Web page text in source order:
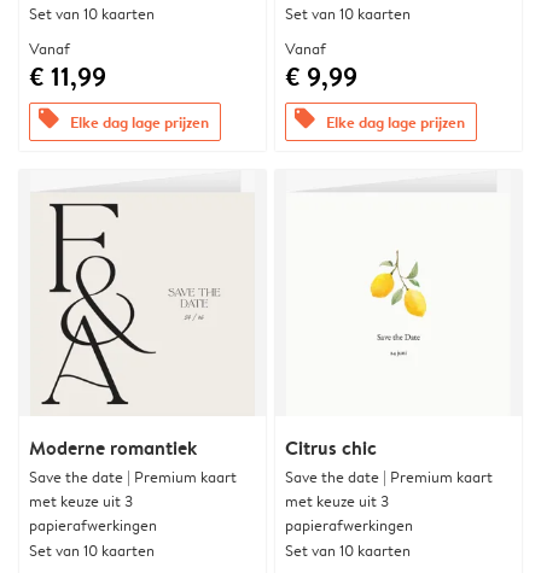
Set van 10 kaarten
Vanaf
€ 11,99
offers Elke dag lage prijzen
Set van 10 kaarten
Vanaf
€ 9,99
offers Elke dag lage prijzen
Moderne romantiek
Save the date | Premium kaart
met keuze uit 3
papierafwerkingen
Set van 10 kaarten
Citrus chic
Save the date | Premium kaart
met keuze uit 3
papierafwerkingen
Set van 10 kaarten